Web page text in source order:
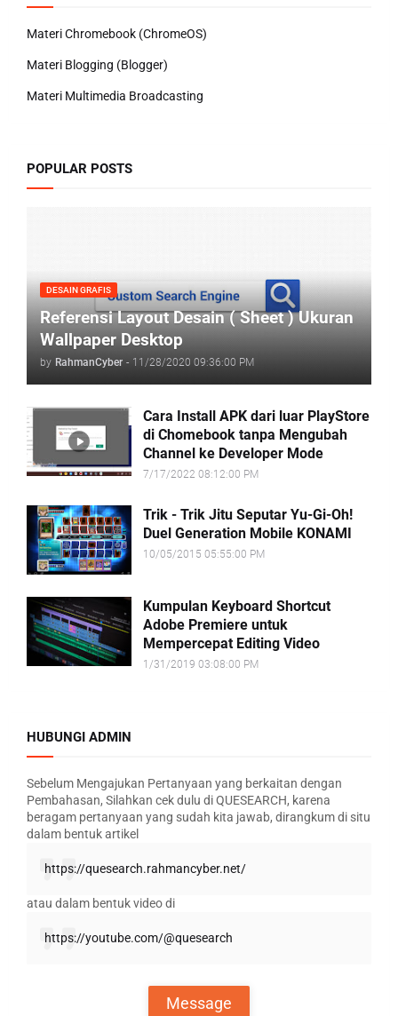
Materi Chromebook (ChromeOS)
Materi Blogging (Blogger)
Materi Multimedia Broadcasting
POPULAR POSTS
DESAIN GRAFIS
Referensi Layout Desain ( Sheet ) Ukuran
Wallpaper Desktop
by RahmanCyber - 11/28/2020 09:36:00 PM
Cara Install APK dari luar PlayStore
di Chomebook tanpa Mengubah
Channel ke Developer Mode
7/17/2022 08:12:00 PM
Trik - Trik Jitu Seputar Yu-Gi-Oh!
Duel Generation Mobile KONAMI
10/05/2015 05:55:00 PM
Kumpulan Keyboard Shortcut
Adobe Premiere untuk
Mempercepat Editing Video
1/31/2019 03:08:00 PM
HUBUNGI ADMIN
Sebelum Mengajukan Pertanyaan yang berkaitan dengan
Pembahasan, Silahkan cek dulu di QUESEARCH, karena
beragam pertanyaan yang sudah kita jawab, dirangkum di situ
dalam bentuk artikel
https://quesearch.rahmancyber.net/
atau dalam bentuk video di
https://youtube.com/@quesearch
Message